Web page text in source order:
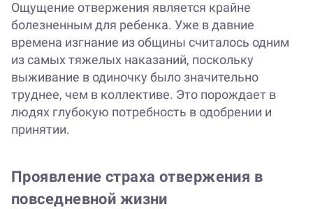
Ощущение отвержения является крайне
болезненным для ребенка. Уже в давние
времена изгнание из общины считалось одним
из самых тяжелых наказаний, поскольку
выживание в одиночку было значительно
труднее, чем в коллективе. Это порождает в
людях глубокую потребность в одобрении и
принятии.
Проявление страха отвержения в
повседневной жизни